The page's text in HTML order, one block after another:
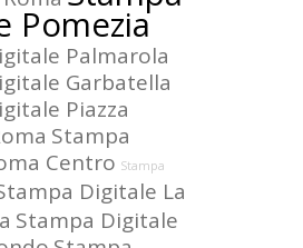
Pomezia
Palmarola
Garbatella
Piazza
Stampa
Centro Stampa
Digitale La
Stampa Digitale